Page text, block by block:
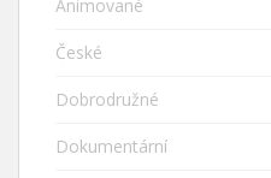
Animované
České
Dobrodružné
Dokumentární